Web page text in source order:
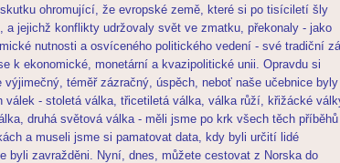
ohromující, že evropské země, které si po tisíciletí šly
a jejichž konflikty udržovaly svět ve zmatku, překonaly - jako
nutnosti a osvíceného politického vedení - své tradiční
k ekonomické, monetární a kvazipolitické unii. Opravdu si
výjimečný, téměř zázračný, úspěch, neboť naše učebnice byly
válek - stoletá válka, třicetiletá válka, válka růží, křižácké
druhá světová válka - měli jsme po krk všech těch
a museli jsme si pamatovat data, kdy byli určití lidé
byli zavražděni. Nyní, dnes, můžete cestovat z Norska do